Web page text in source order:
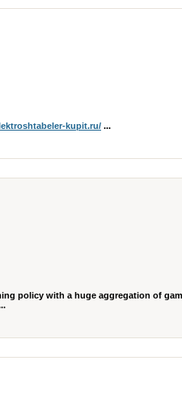
kupit.ru/ ...
policy with a huge aggregation of